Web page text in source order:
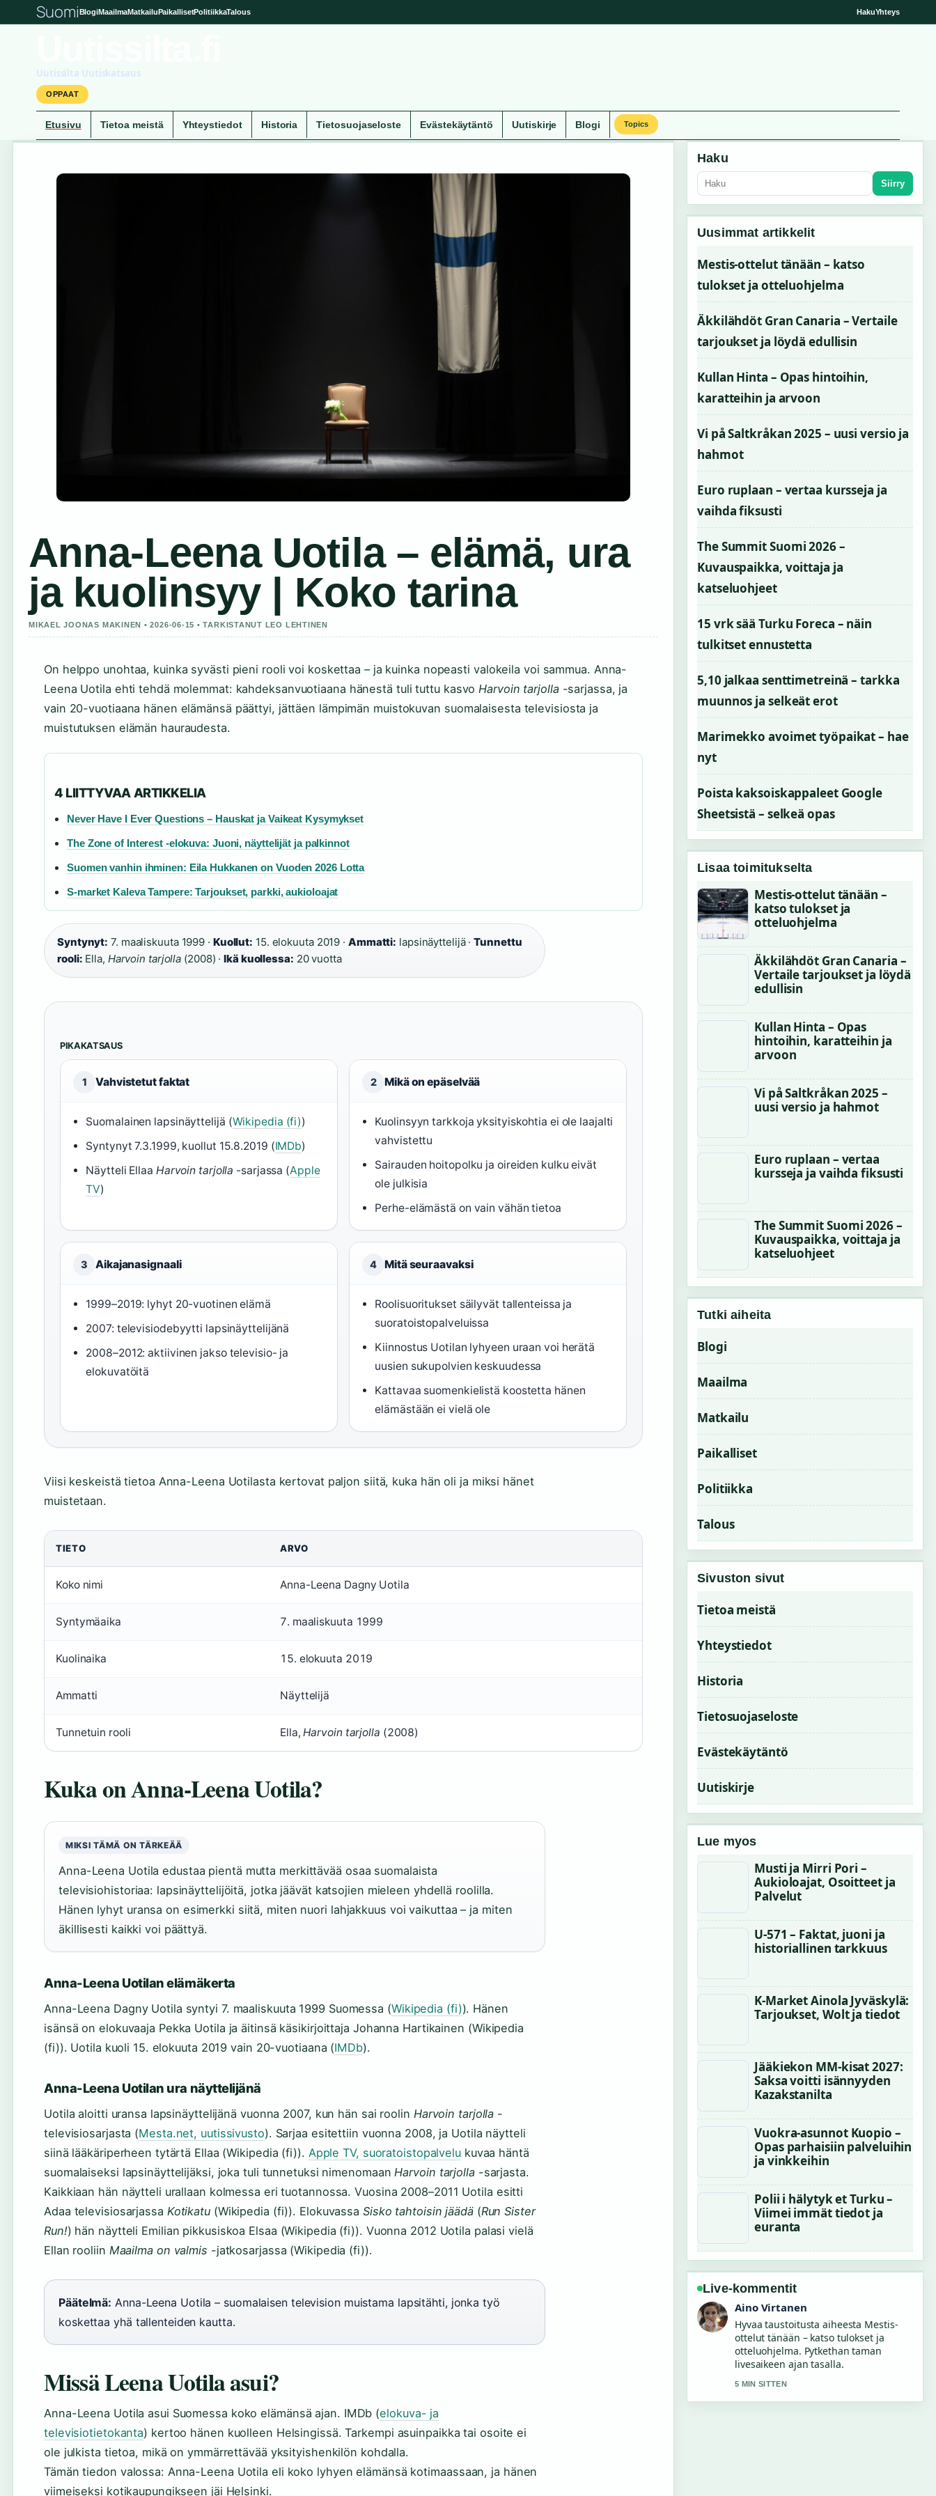
SuomiBlogiMaailmaMatkailuPaikallisetPolitiikkaTalous HakuYhteys
Uutissilta Uutiskatsaus
OPPAAT
Etusivu Tietoa meistä Yhteystiedot Historia Tietosuojaseloste Evästekäytäntö Uutiskirje Blogi Topics
Anna-Leena Uotila – elämä, ura
ja kuolinsyy | Koko tarina
MIKAEL JOONAS MAKINEN • 2026-06-15 • TARKISTANUT LEO LEHTINEN
On helppo unohtaa, kuinka syvästi pieni rooli voi koskettaa – ja kuinka nopeasti valokeila voi sammua. Anna-
Leena Uotila ehti tehdä molemmat: kahdeksanvuotiaana hänestä tuli tuttu kasvo Harvoin tarjolla-sarjassa, ja
vain 20-vuotiaana hänen elämänsä päättyi, jättäen lämpimän muistokuvan suomalaisesta televisiosta ja
muistutuksen elämän hauraudesta.
4 LIITTYVAA ARTIKKELIA
Never Have I Ever Questions – Hauskat ja Vaikeat Kysymykset
The Zone of Interest -elokuva: Juoni, näyttelijät ja palkinnot
Suomen vanhin ihminen: Eila Hukkanen on Vuoden 2026 Lotta
S-market Kaleva Tampere: Tarjoukset, parkki, aukioloajat
Syntynyt: 7. maaliskuuta 1999 · Kuollut: 15. elokuuta 2019 · Ammatti: lapsinäyttelijä ·Tunnettu
rooli: Ella, Harvoin tarjolla (2008) ·Ikä kuollessa: 20 vuotta
PIKAKATSAUS
1 Vahvistetut faktat
Suomalainen lapsinäyttelijä (Wikipedia (fi))
Syntynyt 7.3.1999, kuollut 15.8.2019 (IMDb)
Näytteli Ellaa Harvoin tarjolla -sarjassa (Apple
TV)
2 Mikä on epäselvää
Kuolinsyyn tarkkoja yksityiskohtia ei ole laajalti
vahvistettu
Sairauden hoitopolku ja oireiden kulku eivät
ole julkisia
Perhe-elämästä on vain vähän tietoa
3 Aikajanasignaali
1999–2019: lyhyt 20-vuotinen elämä
2007: televisiodebyytti lapsinäyttelijänä
2008–2012: aktiivinen jakso televisio- ja
elokuvatöitä
4 Mitä seuraavaksi
Roolisuoritukset säilyvät tallenteissa ja
suoratoistopalveluissa
Kiinnostus Uotilan lyhyeen uraan voi herätä
uusien sukupolvien keskuudessa
Kattavaa suomenkielistä koostetta hänen
elämästään ei vielä ole
Viisi keskeistä tietoa Anna-Leena Uotilasta kertovat paljon siitä, kuka hän oli ja miksi hänet
muistetaan.
TIETO ARVO
Koko nimi Anna-Leena Dagny Uotila
Syntymäaika 7. maaliskuuta 1999
Kuolinaika 15. elokuuta 2019
Ammatti Näyttelijä
Tunnetuin rooli Ella, Harvoin tarjolla (2008)
Kuka on Anna-Leena Uotila?
MIKSI TÄMÄ ON TÄRKEÄÄ
Anna-Leena Uotila edustaa pientä mutta merkittävää osaa suomalaista
televisiohistoriaa: lapsinäyttelijöitä, jotka jäävät katsojien mieleen yhdellä roolilla.
Hänen lyhyt uransa on esimerkki siitä, miten nuori lahjakkuus voi vaikuttaa – ja miten
äkillisesti kaikki voi päättyä.
Anna-Leena Uotilan elämäkerta
Anna-Leena Dagny Uotila syntyi 7. maaliskuuta 1999 Suomessa (Wikipedia (fi)). Hänen
isänsä on elokuvaaja Pekka Uotila ja äitinsä käsikirjoittaja Johanna Hartikainen (Wikipedia
(fi)). Uotila kuoli 15. elokuuta 2019 vain 20-vuotiaana (IMDb).
Anna-Leena Uotilan ura näyttelijänä
Uotila aloitti uransa lapsinäyttelijänä vuonna 2007, kun hän sai roolin Harvoin tarjolla -
televisiosarjasta (Mesta.net, uutissivusto). Sarjaa esitettiin vuonna 2008, ja Uotila näytteli
siinä lääkäriperheen tytärtä Ellaa (Wikipedia (fi)). Apple TV, suoratoistopalvelukuvaa häntä
suomalaiseksi lapsinäyttelijäksi, joka tuli tunnetuksi nimenomaan Harvoin tarjolla-sarjasta.
Kaikkiaan hän näytteli urallaan kolmessa eri tuotannossa. Vuosina 2008–2011 Uotila esitti
Adaa televisiosarjassa Kotikatu(Wikipedia (fi)). Elokuvassa Sisko tahtoisin jäädä(Run Sister
Run!) hän näytteli Emilian pikkusiskoa Elsaa (Wikipedia (fi)). Vuonna 2012 Uotila palasi vielä
Ellan rooliin Maailma on valmis -jatkosarjassa (Wikipedia (fi)).
Päätelmä: Anna-Leena Uotila – suomalaisen television muistama lapsitähti, jonka työ
koskettaa yhä tallenteiden kautta.
Missä Leena Uotila asui?
Anna-Leena Uotila asui Suomessa koko elämänsä ajan. IMDb (elokuva- ja
televisiotietokanta) kertoo hänen kuolleen Helsingissä. Tarkempi asuinpaikka tai osoite ei
ole julkista tietoa, mikä on ymmärrettävää yksityishenkilön kohdalla.
Tämän tiedon valossa: Anna-Leena Uotila eli koko lyhyen elämänsä kotimaassaan, ja hänen
viimeiseksi kotikaupungikseen jäi Helsinki.
Haku
Siirry
Uusimmat artikkelit
Mestis-ottelut tänään – katso
tulokset ja otteluohjelma
Äkkilähdöt Gran Canaria – Vertaile
tarjoukset ja löydä edullisin
Kullan Hinta – Opas hintoihin,
karatteihin ja arvoon
Vi på Saltkråkan 2025 – uusi versio ja
hahmot
Euro ruplaan – vertaa kursseja ja
vaihda fiksusti
The Summit Suomi 2026 –
Kuvauspaikka, voittaja ja
katseluohjeet
15 vrk sää Turku Foreca – näin
tulkitset ennustetta
5,10 jalkaa senttimetreinä – tarkka
muunnos ja selkeät erot
Marimekko avoimet työpaikat – hae
nyt
Poista kaksoiskappaleet Google
Sheetsistä – selkeä opas
Lisaa toimitukselta
Mestis-ottelut tänään –
katso tulokset ja
otteluohjelma
Äkkilähdöt Gran Canaria –
Vertaile tarjoukset ja löydä
edullisin
Kullan Hinta – Opas
hintoihin, karatteihin ja
arvoon
Vi på Saltkråkan 2025 –
uusi versio ja hahmot
Euro ruplaan – vertaa
kursseja ja vaihda fiksusti
The Summit Suomi 2026 –
Kuvauspaikka, voittaja ja
katseluohjeet
Tutki aiheita
Blogi
Maailma
Matkailu
Paikalliset
Politiikka
Talous
Sivuston sivut
Tietoa meistä
Yhteystiedot
Historia
Tietosuojaseloste
Evästekäytäntö
Uutiskirje
Lue myos
Musti ja Mirri Pori –
Aukioloajat, Osoitteet ja
Palvelut
U-571 – Faktat, juoni ja
historiallinen tarkkuus
K-Market Ainola Jyväskylä:
Tarjoukset, Wolt ja tiedot
Jääkiekon MM-kisat 2027:
Saksa voitti isännyyden
Kazakstanilta
Vuokra-asunnot Kuopio –
Opas parhaisiin palveluihin
ja vinkkeihin
Polii i hälytyk et Turku –
Viimei immät tiedot ja
euranta
Live-kommentit
Elias Korhonen
Raportointi Äkkilähdöt Gran Canaria –
Vertaile tarjoukset ja...-aiheesta
tuntuu luotettavalta ja
helppolukuiselta.
7 MIN SITTEN